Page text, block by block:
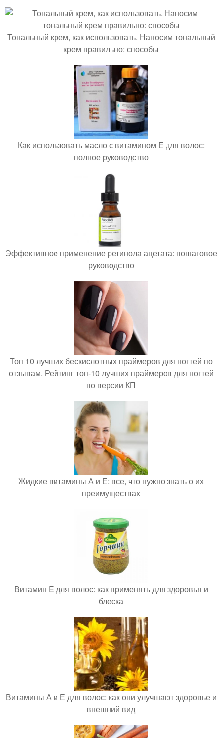
Тональный крем, как использовать. Наносим тональный
крем правильно: способы
Как использовать масло с витамином Е для волос:
полное руководство
Эффективное применение ретинола ацетата: пошаговое
руководство
Топ 10 лучших бескислотных праймеров для ногтей по
отзывам. Рейтинг топ-10 лучших праймеров для ногтей
по версии КП
Жидкие витамины А и Е: все, что нужно знать о их
преимуществах
Витамин E для волос: как применять для здоровья и
блеска
Витамины А и Е для волос: как они улучшают здоровье и
внешний вид